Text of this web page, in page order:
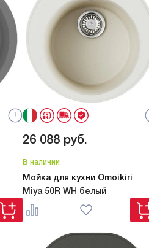
В наличии
Мойка для кухни Omoikiri
Miya 50R WH белый
26 088 руб.